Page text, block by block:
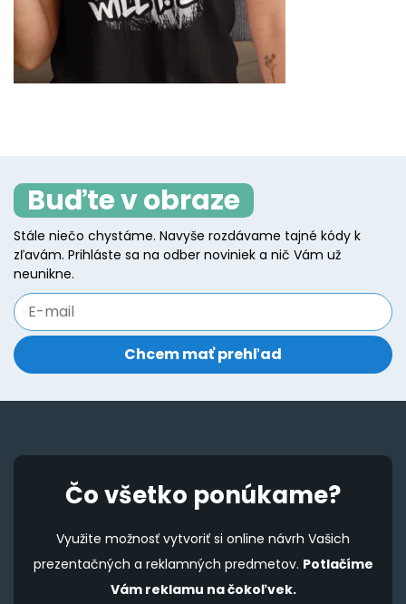
Buďte v obraze
Stále niečo chystáme. Navyše rozdávame tajné kódy k
zľavám. Prihláste sa na odber noviniek a nič Vám už
neunikne.
Čo všetko ponúkame?
Využite možnosť vytvoriť si online návrh Vašich
prezentačných a reklamných predmetov. Potlačíme
Vám reklamu na čokoľvek.